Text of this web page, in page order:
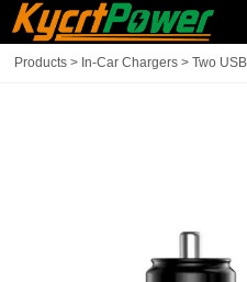
Products > In-Car Chargers >Two